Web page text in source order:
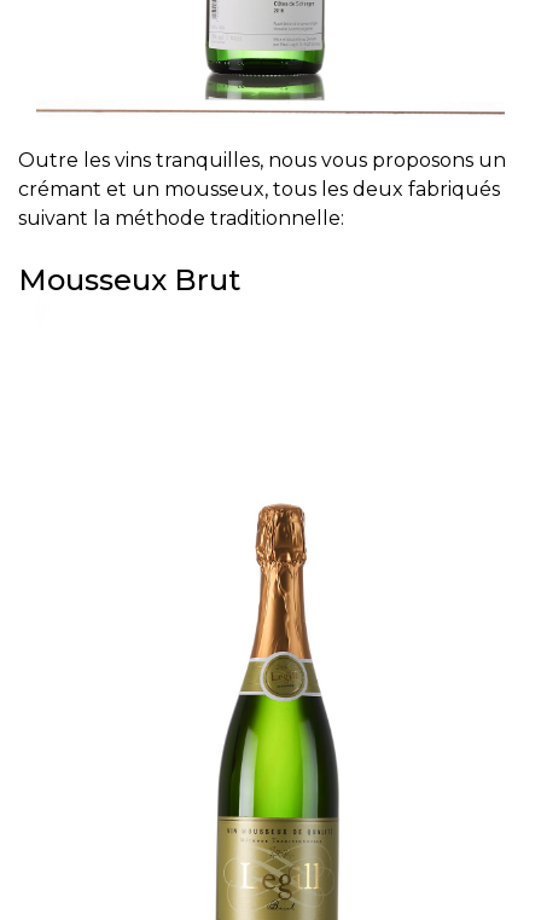
Outre les vins tranquilles, nous vous proposons un
crémant et un mousseux, tous les deux fabriqués
suivant la méthode traditionnelle:
Mousseux Brut